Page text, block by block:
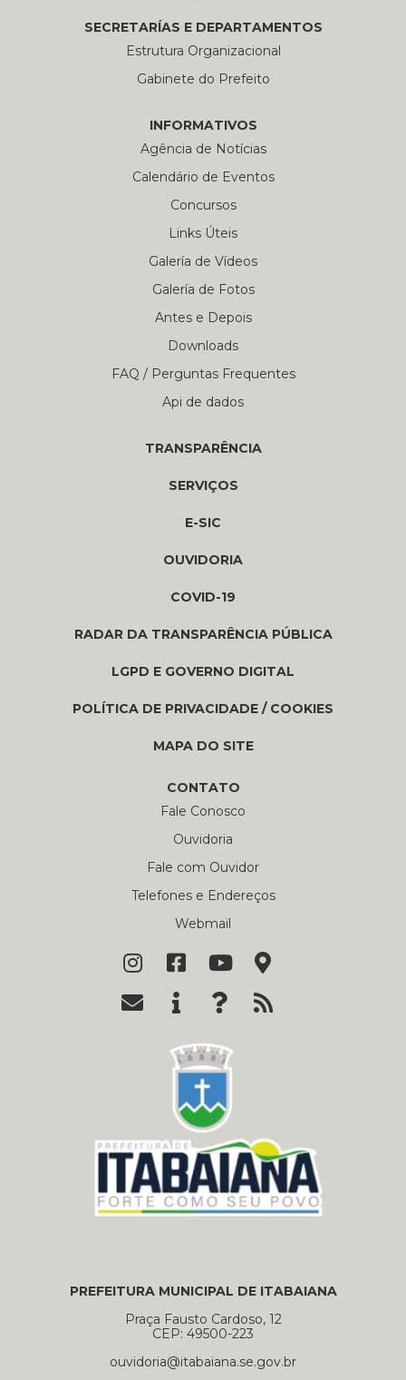
SECRETARÍAS E DEPARTAMENTOS
Estrutura Organizacional
Gabinete do Prefeito
INFORMATIVOS
Agência de Notícias
Calendário de Eventos
Concursos
Links Úteis
Galería de Vídeos
Galería de Fotos
Antes e Depois
Downloads
FAQ / Perguntas Frequentes
Api de dados
TRANSPARÊNCIA
SERVIÇOS
E-SIC
OUVIDORIA
COVID-19
RADAR DA TRANSPARÊNCIA PÚBLICA
LGPD E GOVERNO DIGITAL
POLÍTICA DE PRIVACIDADE / COOKIES
MAPA DO SITE
CONTATO
Fale Conosco
Ouvidoria
Fale com Ouvidor
Telefones e Endereços
Webmail
PREFEITURA MUNICIPAL DE ITABAIANA
Praça Fausto Cardoso, 12
CEP: 49500-223
ouvidoria@itabaiana.se.gov.br